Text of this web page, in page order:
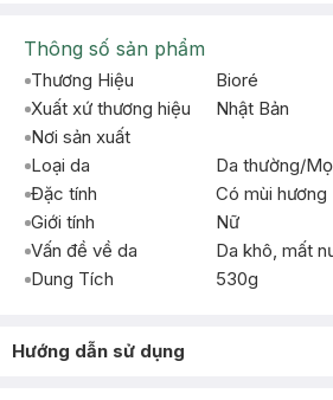
Thông số sản phẩm
Thương Hiệu
Bioré
Xuất xứ thương hiệu
Nhật Bản
Nơi sản xuất
Loại da
Da thường/
Đặc tính
Có mùi hương
Giới tính
Nữ
Vấn đề về da
Da khô, mất
Dung Tích
530g
Hướng dẫn sử dụng